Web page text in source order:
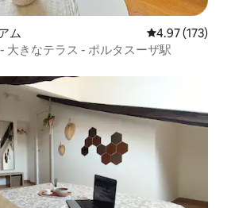
ム レビュー173
4.97 (173)
大きなテラス - ポルタスーザ駅
スです。